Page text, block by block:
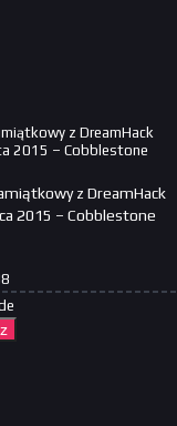
z DreamHack
2015 – Cobblestone
z DreamHack
2015 – Cobblestone